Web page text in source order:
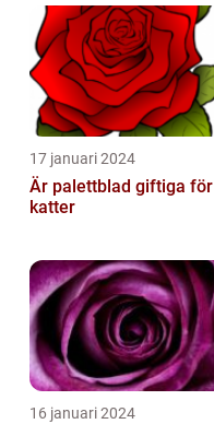
17 januari 2024
Är palettblad giftiga för
katter
16 januari 2024